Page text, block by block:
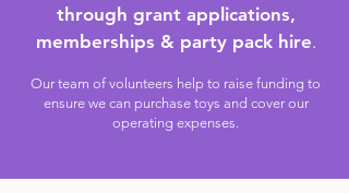
through grant applications,
memberships & party pack hire.
Our team of volunteers help to raise funding to
ensure we can purchase toys and cover our
operating expenses.